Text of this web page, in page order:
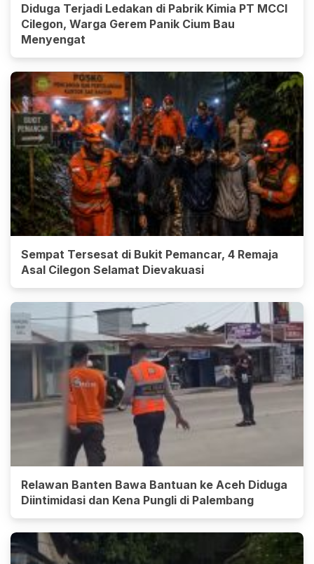
Diduga Terjadi Ledakan di Pabrik Kimia PT MCCI
Cilegon, Warga Gerem Panik Cium Bau
Menyengat
Sempat Tersesat di Bukit Pemancar, 4 Remaja
Asal Cilegon Selamat Dievakuasi
Relawan Banten Bawa Bantuan ke Aceh Diduga
Diintimidasi dan Kena Pungli di Palembang